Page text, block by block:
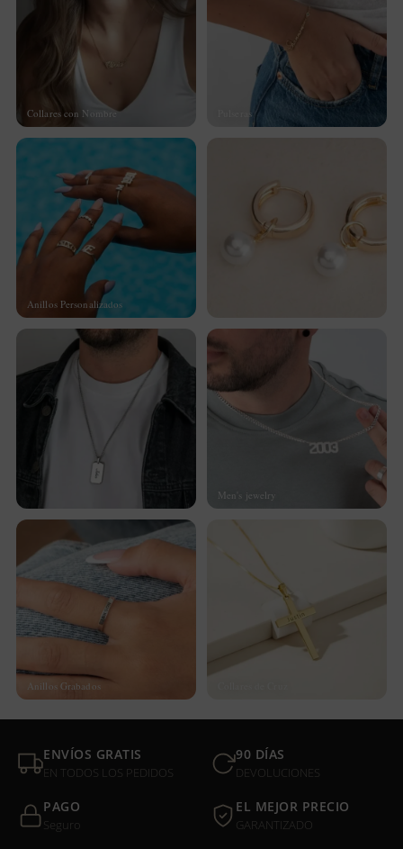
Collares con Nombre Pulseras
Anillos Personalizados
Men's jewelry
Anillos Grabados
ENVÍOS GRATIS
EN TODOS LOS PEDIDOS
90 DÍAS
DEVOLUCIONES
PAGO
Seguro
EL MEJOR PRECIO
GARANTIZADO